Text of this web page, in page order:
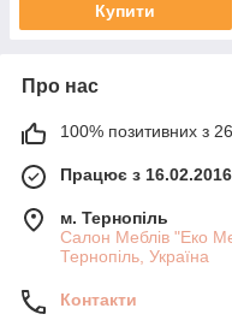
Купити
Про нас
100% позитивних з 26
Працює з 16.02.2016
м. Тернопіль
Салон Меблів "Еко
Тернопіль, Україна
Контакти